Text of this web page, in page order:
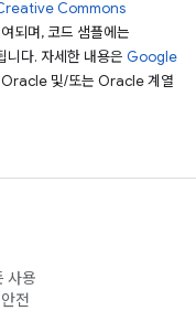
Commons
되며, 코드 샘플에는
니다. 자세한 내용은 Google
Oracle 및/또는 Oracle 계열
사용
전